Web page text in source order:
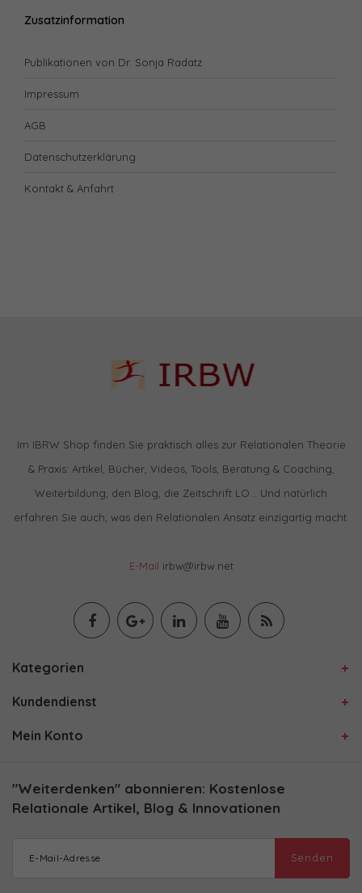
Zusatzinformation
Publikationen von Dr. Sonja Radatz
Impressum
AGB
Datenschutzerklärung
Kontakt & Anfahrt
Im IBRW Shop finden Sie praktisch alles zur Relationalen Theorie
& Praxis: Artikel, Bücher, Videos, Tools, Beratung & Coaching,
Weiterbildung, den Blog, die Zeitschrift LO… Und natürlich
erfahren Sie auch, was den Relationalen Ansatz einzigartig macht.
E-Mail irbw@irbw.net
Kategorien
Kundendienst
Mein Konto
"Weiterdenken" abonnieren: Kostenlose
Relationale Artikel, Blog & Innovationen
Senden